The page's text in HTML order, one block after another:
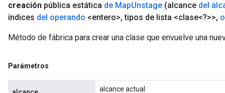
creación pública estática de MapUnstage (alcance del
índices del operando <entero>, tipos de lista <clase<?>>,
Método de fábrica para crear una clase que envuelve una
Parámetros
alcance actual